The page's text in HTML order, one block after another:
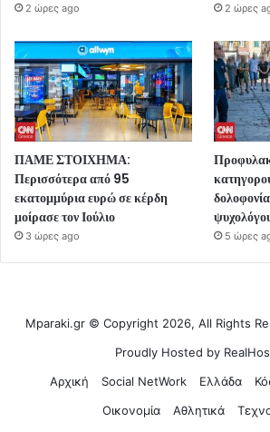
2 ώρες ago 2 ώρες
ΠΑΜΕ ΣΤΟΙΧΗΜΑ:
Περισσότερα από 95
εκατομμύρια ευρώ σε κέρδη
μοίρασε τον Ιούλιο
3 ώρες ago 5 ώρες
Mparaki.gr © Copyright 2026, All Rights
Proudly Hosted by
Αρχική
Social NetWork Ελλάδα
Οικονομία
Αθλητικά